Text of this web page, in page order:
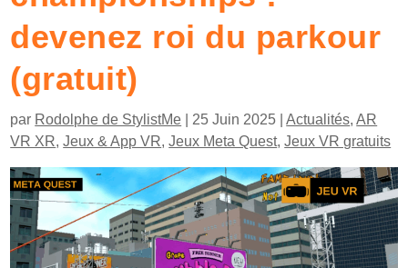
devenez roi du parkour
(gratuit)
par Rodolphe de StylistMe 25 Juin 2025 |Actualités,AR
VR XR,Jeux & App VR,Jeux Meta Quest,Jeux VR gratuits